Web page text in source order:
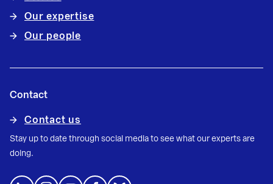
Our expertise
Our people
Contact
Contact us
Stay up to date through social media to see what our experts are
doing.